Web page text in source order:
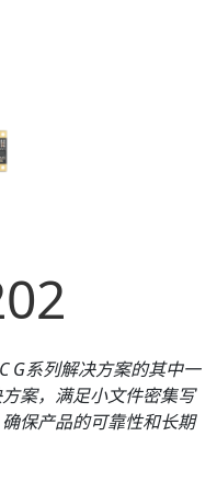
G系列解决方案的其中一
案，满足小文件密集写
保产品的可靠性和长期